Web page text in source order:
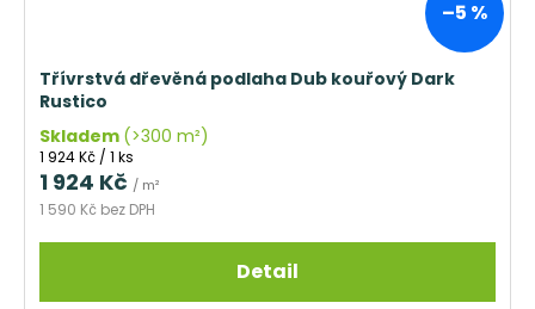
–5 %
Třívrstvá dřevěná podlaha Dub kouřový Dark
Rustico
Skladem (>300 m²)
1 590 Kč bez DPH
1 924 Kč / m²
Měrná
cena:
1 924 Kč / 1 ks
Detail